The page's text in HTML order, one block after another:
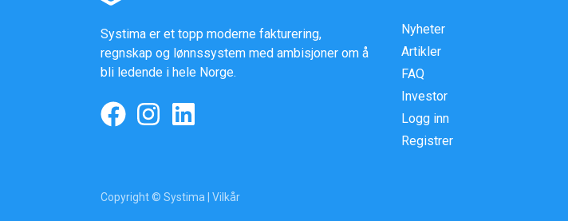
Systima er et topp moderne fakturering,
regnskap og lønnssystem med ambisjoner om å
bli ledende i hele Norge.
Nyheter
Artikler
FAQ
Investor
Logg inn
Registrer
Copyright © Systima | Vilkår